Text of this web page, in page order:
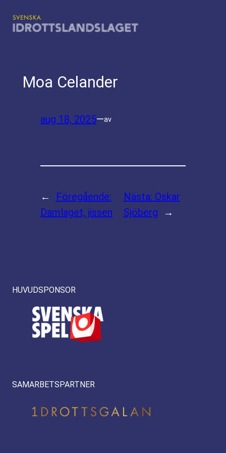
till
Moa Celander
aug 18, 2025—av
←
Föregående:
Damlaget, jissen
Nästa: Oskar
Sjöberg
→
HUVUDSPONSOR
SAMARBETSPARTNER